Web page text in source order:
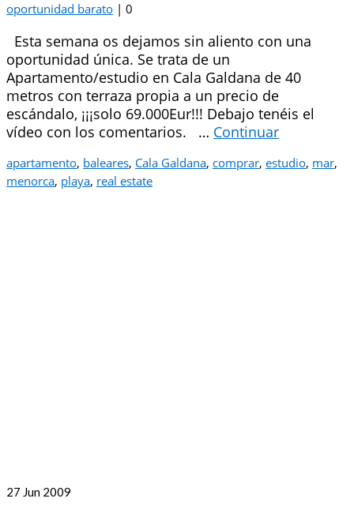
oportunidad barato | 0
Esta semana os dejamos sin aliento con una
oportunidad única. Se trata de un
Apartamento/estudio en Cala Galdana de 40
metros con terraza propia a un precio de
escándalo, ¡¡¡solo 69.000Eur!!! Debajo tenéis el
vídeo con los comentarios. … Continuar
apartamento, baleares, Cala Galdana, comprar, estudio, mar,
menorca, playa, real estate
27 Jun 2009